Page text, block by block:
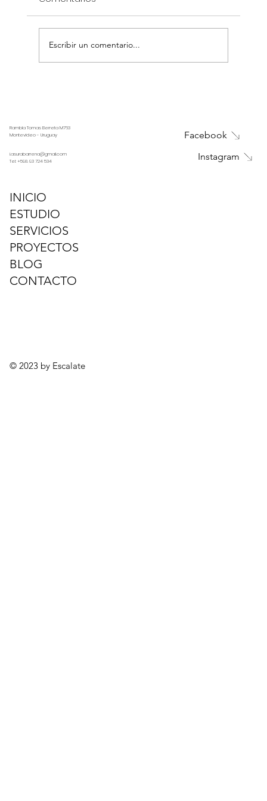
Escribir un comentario...
© 2023 by Escalate
i.asurabarrena@gmail.com
Tel:+598 93 724 534
Rambla Tomas Berreta M763
Montevideo - Uruguay
INICIO
ESTUDIO
SERVICIOS
PROYECTOS
BLOG
CONTACTO
Facebook
Instagram